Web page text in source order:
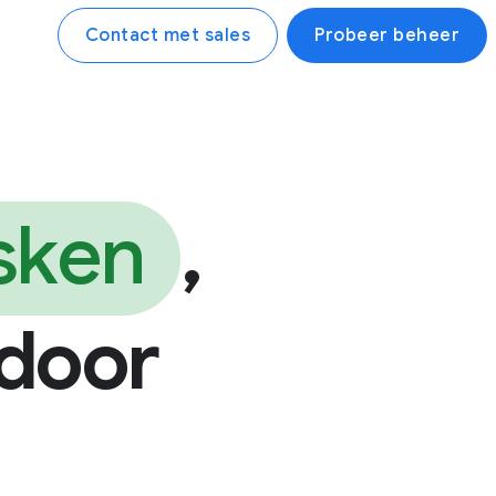
Contact met sales Probeer beheer
,